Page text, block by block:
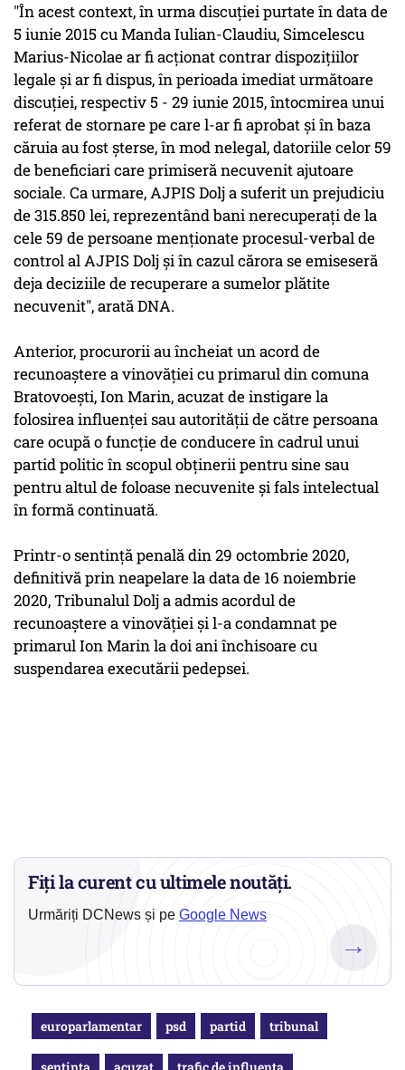
"În acest context, în urma discuţiei purtate în data de
5 iunie 2015 cu Manda Iulian-Claudiu, Simcelescu
Marius-Nicolae ar fi acţionat contrar dispoziţiilor
legale şi ar fi dispus, în perioada imediat următoare
discuţiei, respectiv 5 - 29 iunie 2015, întocmirea unui
referat de stornare pe care l-ar fi aprobat şi în baza
căruia au fost şterse, în mod nelegal, datoriile celor 59
de beneficiari care primiseră necuvenit ajutoare
sociale. Ca urmare, AJPIS Dolj a suferit un prejudiciu
de 315.850 lei, reprezentând bani nerecuperaţi de la
cele 59 de persoane menţionate procesul-verbal de
control al AJPIS Dolj şi în cazul cărora se emiseseră
deja deciziile de recuperare a sumelor plătite
necuvenit", arată DNA.
Anterior, procurorii au încheiat un acord de
recunoaştere a vinovăţiei cu primarul din comuna
Bratovoeşti, Ion Marin, acuzat de instigare la
folosirea influenţei sau autorităţii de către persoana
care ocupă o funcţie de conducere în cadrul unui
partid politic în scopul obţinerii pentru sine sau
pentru altul de foloase necuvenite şi fals intelectual
în formă continuată.
Printr-o sentinţă penală din 29 octombrie 2020,
definitivă prin neapelare la data de 16 noiembrie
2020, Tribunalul Dolj a admis acordul de
recunoaştere a vinovăţiei şi l-a condamnat pe
primarul Ion Marin la doi ani închisoare cu
suspendarea executării pedepsei.
Fiți la curent cu ultimele noutăți.
Urmăriți DCNews și pe Google News
→
europarlamentar psd partid tribunal